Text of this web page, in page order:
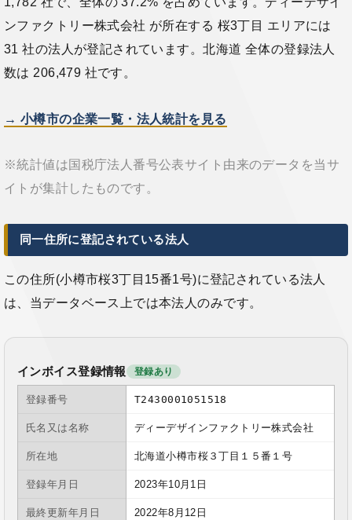
ンファクトリー株式会社 が所在する 桜3丁目 エリアには
31 社の法人が登記されています。北海道 全体の登録法人
数は 206,479 社です。
→ 小樽市の企業一覧・法人統計を見る
※統計値は国税庁法人番号公表サイト由来のデータを当サ
イトが集計したものです。
同一住所に登記されている法人
この住所(小樽市桜3丁目15番1号)に登記されている法人
は、当データベース上では本法人のみです。
インボイス登録情報 登録あり
登録番号 T2430001051518
氏名又は名称 ディーデザインファクトリー株式会社
所在地 北海道小樽市桜３丁目１５番１号
登録年月日 2023年10月1日
最終更新年月日 2022年8月12日